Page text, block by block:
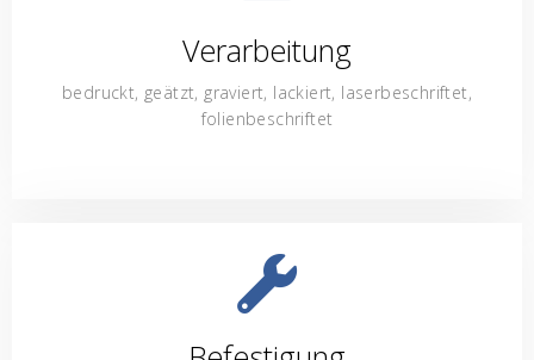
Verarbeitung
bedruckt, geätzt, graviert, lackiert, laserbeschriftet,
folienbeschriftet